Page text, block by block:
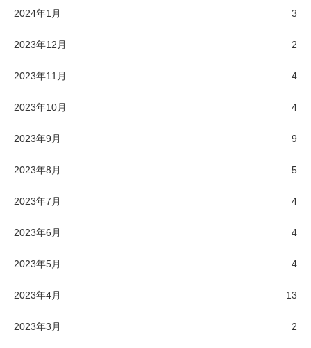
2024年1月 3
2023年12月 2
2023年11月 4
2023年10月 4
2023年9月 9
2023年8月 5
2023年7月 4
2023年6月 4
2023年5月 4
2023年4月 13
2023年3月 2